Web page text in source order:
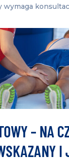
wymaga
– NA